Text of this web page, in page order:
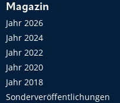
Magazin
Jahr 2026
Jahr 2024
Jahr 2022
Jahr 2020
Jahr 2018
Sonderveröffentlichungen